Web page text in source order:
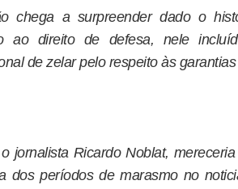
chega a surpreender dado o
ao direito de defesa, nele
de zelar pelo respeito às
jornalista Ricardo Noblat,
dos períodos de marasmo no